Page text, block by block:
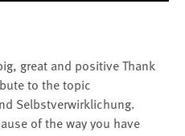
great and positive Thank
to the topic
Selbstverwirklichung.
of the way you have